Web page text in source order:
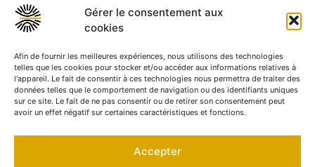
Gérer le consentement aux
cookies
Afin de fournir les meilleures expériences, nous utilisons des technologies
telles que les cookies pour stocker et/ou accéder aux informations relatives à
l'appareil. Le fait de consentir à ces technologies nous permettra de traiter des
données telles que le comportement de navigation ou des identifiants uniques
sur ce site. Le fait de ne pas consentir ou de retirer son consentement peut
avoir un effet négatif sur certaines caractéristiques et fonctions.
Accepter
confidentialité
KAFOLAB
ÉDITION
CONTACT
93000
BOBIGNY
06
76
46
08
60
77